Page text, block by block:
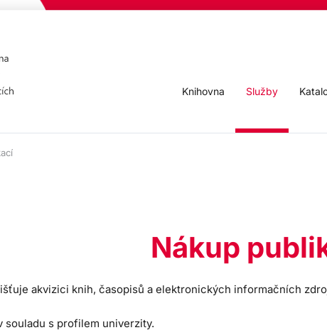
Knihovna Služby
Nákup
akvizici knih, časopisů a elektronických informačních
souladu s profilem univerzity.